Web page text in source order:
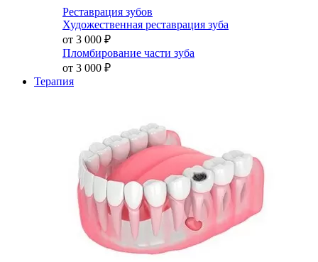
Реставрация зубов
Художественная реставрация зуба
от 3 000 ₽
Пломбирование части зуба
от 3 000 ₽
Терапия